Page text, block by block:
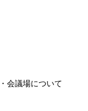
会議場について